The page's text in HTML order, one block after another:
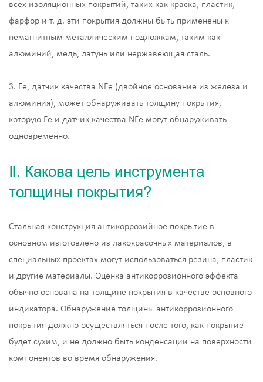
всех изоляционных покрытий, таких как краска, пластик,
фарфор и т. д. эти покрытия должны быть применены к
немагнитным металлическим подложкам, таким как
алюминий, медь, латунь или нержавеющая сталь.
3. Fe, датчик качества NFe (двойное основание из железа и
алюминия), может обнаруживать толщину покрытия,
которую Fe и датчик качества NFe могут обнаруживать
одновременно.
Ⅱ. Какова цель инструмента
толщины покрытия?
Стальная конструкция антикоррозийное покрытие в
основном изготовлено из лакокрасочных материалов, в
специальных проектах могут использоваться резина, пластик
и другие материалы. Оценка антикоррозионного эффекта
обычно основана на толщине покрытия в качестве основного
индикатора. Обнаружение толщины антикоррозионного
покрытия должно осуществляться после того, как покрытие
будет сухим, и не должно быть конденсации на поверхности
компонентов во время обнаружения.